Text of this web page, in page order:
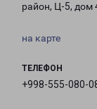
район, Ц-5, дом
на карте
ТЕЛЕФОН
+998-555-080-